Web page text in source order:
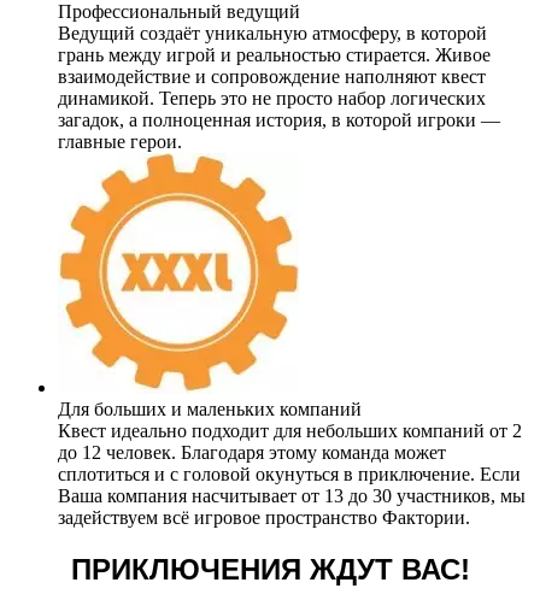
Профессиональный ведущий
Ведущий создаёт уникальную атмосферу, в которой
грань между игрой и реальностью стирается. Живое
взаимодействие и сопровождение наполняют квест
динамикой. Теперь это не просто набор логических
загадок, а полноценная история, в которой игроки —
главные герои.
Для больших и маленьких компаний
Квест идеально подходит для небольших компаний от 2
до 12 человек. Благодаря этому команда может
сплотиться и с головой окунуться в приключение. Если
Ваша компания насчитывает от 13 до 30 участников, мы
задействуем всё игровое пространство Фактории.
ПРИКЛЮЧЕНИЯ ЖДУТ ВАС!